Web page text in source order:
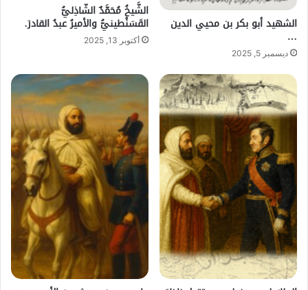
الشهيد أبو بكر بن محيي الدين
…
ديسمبر 5, 2025
الشَّيخُ مُحَمَّدٌ الشّاذِليُّ
القَسَنْطينيُّ والأميرُ عبدُ القادرَ.
أكتوبر 13, 2025